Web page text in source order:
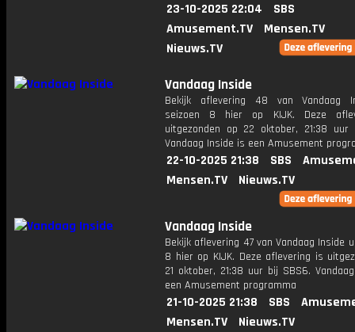
23-10-2025 22:04
SBS
Amusement.TV
Mensen.TV
Nieuws.TV
Vandaag Inside
Bekijk aflevering 48 van Vandaag
seizoen 8 hier op KIJK. Deze
uitgezonden op 22 oktober, 21:38 uur
Vandaag Inside is een Amusement
22-10-2025 21:38 SBS
Mensen.TV
Nieuws.TV
Vandaag Inside
Bekijk aflevering 47 van Vandaag Inside
8 hier op KIJK. Deze aflevering is
21 oktober, 21:38 uur bij SBS6.
een Amusement programma
21-10-2025 21:38 SBS
Mensen.TV
Nieuws.TV